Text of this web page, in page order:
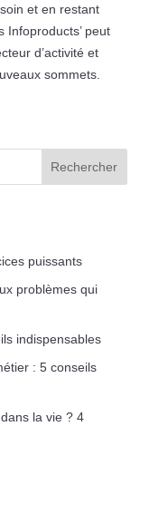
et en restant
Infoproducts’ peut
d’activité et
sommets.
Rechercher
puissants
problèmes qui
indispensables
: 5 conseils
la vie ? 4